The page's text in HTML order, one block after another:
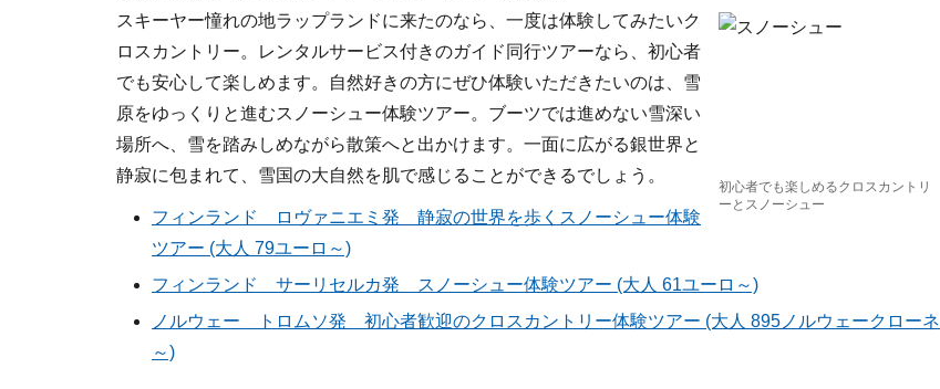
初心者でも楽しめるクロスカントリ
ーとスノーシュー
スキーヤー憧れの地ラップランドに来たのなら、一度は体験してみたいク
ロスカントリー。レンタルサービス付きのガイド同行ツアーなら、初心者
でも安心して楽しめます。自然好きの方にぜひ体験いただきたいのは、雪
原をゆっくりと進むスノーシュー体験ツアー。ブーツでは進めない雪深い
場所へ、雪を踏みしめながら散策へと出かけます。一面に広がる銀世界と
静寂に包まれて、雪国の大自然を肌で感じることができるでしょう。
フィンランド ロヴァニエミ発 静寂の世界を歩くスノーシュー体験
ツアー (大人 79ユーロ～)
フィンランド サーリセルカ発 スノーシュー体験ツアー (大人 61ユーロ～)
ノルウェー トロムソ発 初心者歓迎のクロスカントリー体験ツアー (大人 895ノルウェークローネ
～)